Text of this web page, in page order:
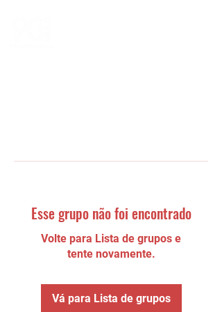
Esse grupo não foi encontrado
Volte para Lista de grupos e
tente novamente.
Vá para Lista de grupos